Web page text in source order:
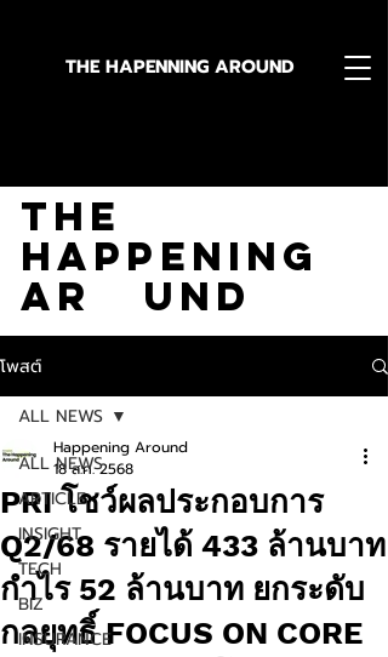
THE HAPENNING AROUND
The
Happening
Ar und
โพสต์
ALL NEWS
ARTICLE
INSIGHT
TECH
BIZ
INSURANCE
ALL NEWS
PRI โชว์ผลประกอบการ
Q2/68 รายได้ 433 ล้านบาท
กำไร 52 ล้านบาท ยกระดับ
กลยุทธิ์ FOCUS ON CORE
Happening Around
18 ส.ค. 2568